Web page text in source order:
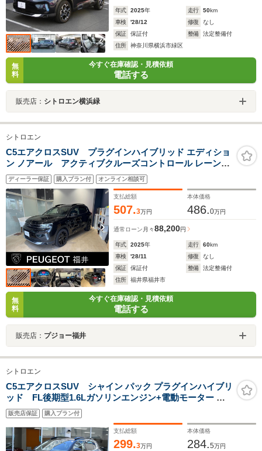
年式 2025年 走行 50km
車検
'28/12 修復
なし
保証
保証付 整備
法定整備付
住所
神奈川県横浜市緑区
無
料
今すぐ在庫確認・見積依頼
電話する
販売店： シトロエン横浜緑
シトロエン
C5エアクロスSUV プラグインハイブリッド エディショ
ン ノアール アクティブクルーズコントロール レーンポ
ジショニングアシスト 被害軽減ブレーキ バックカメ
ラ インテリジェントハイビーム パノラミックサンル
ーフ ナッパレザーシート シートヒーター 純正18AW
ディーラー保証 購入プラン付 オンライン相談可
支払総額
507.3万円
本体価格
486.0万円
通常ローン 月々88,200円
年式 2025年 走行 60km
車検
'28/11 修復
なし
保証
保証付 整備
法定整備付
住所
福井県福井市
無
料
今すぐ在庫確認・見積依頼
電話する
販売店： プジョー福井
シトロエン
C5エアクロスSUV シャイン パック プラグインハイブリ
ッド FL後期型1.6Lガソリンエンジン+電動モーター ガ
ラスコーティング済 禁煙 電動開閉SR ハイドロサス 黒革
Pシート&ヒーター マッサージ機能 Apple CarPlay ETC
ドラレコ Pアシスト セーフティB ACC BSM レーンキー
プ
販売店保証 購入プラン付
支払総額
299.3万円
本体価格
284.5万円